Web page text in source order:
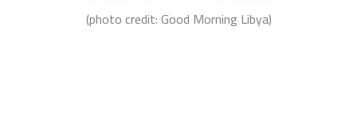
(photo credit: Good Morning Libya)‍